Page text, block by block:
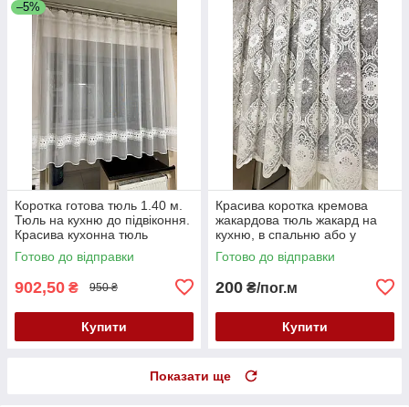
–5%
Коротка готова тюль 1.40 м.
Тюль на кухню до підвіконня.
Красива кухонна тюль
Готово до відправки
902,50 ₴ 950 ₴
Купити
Красива коротка кремова
жакардова тюль жакард на
кухню, в спальню або у
вітальню до підвіконня
Готово до відправки
200 ₴/пог.м
Купити
Показати ще